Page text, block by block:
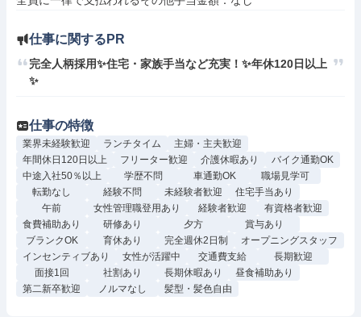
仕事に関するPR
完全人柄採用✨住宅・家族手当など充実！✨年休120日以上
✨
仕事の特徴
業界未経験歓迎 ランチタイム
主婦・主夫歓迎
年間休日120日以上
フリーター歓迎 介護休暇あり
バイク通勤OK
中途入社50％以上
学歴不問 車通勤OK
職場見学可
転勤なし
経験不問 未経験者歓迎
住宅手当あり
午前
女性管理職登用あり 経験者歓迎
有資格者歓迎
食費補助あり
研修あり 夕方
賞与あり
ブランクOK
育休あり 完全週休2日制
オープニングスタッフ
インセンティブあり
女性が活躍中 交通費支給
長期歓迎
面接1回
社割あり 長期休暇あり
昼食補助あり
第二新卒歓迎
ノルマなし 髪型・髪色自由